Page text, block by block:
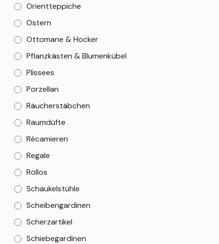
Orientteppiche
Ostern
Ottomane & Hocker
Pflanzkästen & Blumenkübel
Plissees
Porzellan
Räucherstäbchen
Raumdüfte
Récamieren
Regale
Rollos
Schaukelstühle
Scheibengardinen
Scherzartikel
Schiebegardinen